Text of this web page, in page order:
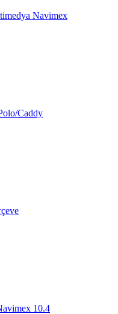
Navimex
Caddy
10.4